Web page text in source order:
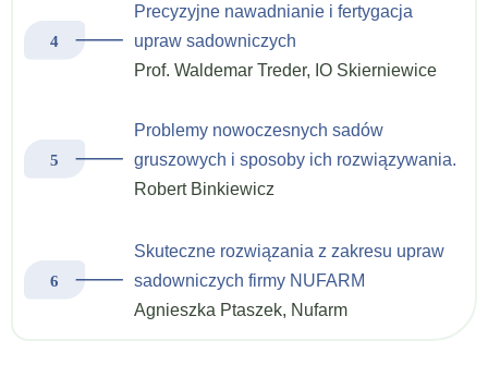
Precyzyjne nawadnianie i fertygacja
upraw sadowniczych
Prof. Waldemar Treder, IO Skierniewice
Problemy nowoczesnych sadów
gruszowych i sposoby ich rozwiązywania.
Robert Binkiewicz
Skuteczne rozwiązania z zakresu upraw
sadowniczych firmy NUFARM
Agnieszka Ptaszek, Nufarm